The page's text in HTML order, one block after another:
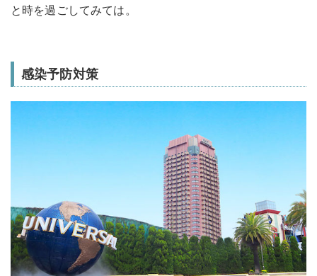
と時を過ごしてみては。
感染予防対策